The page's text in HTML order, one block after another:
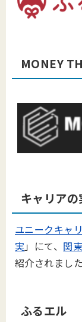
MONEY
キャリアの
ユニークキャ
実」にて、 関
紹介されました
ふるエル